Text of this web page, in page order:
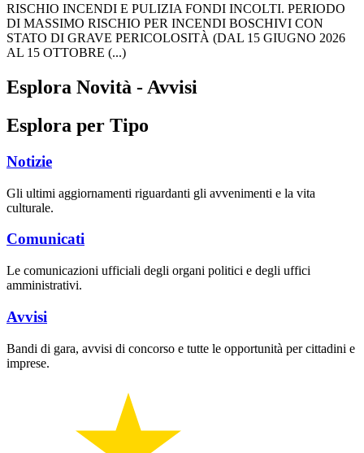
RISCHIO INCENDI E PULIZIA FONDI INCOLTI. PERIODO
DI MASSIMO RISCHIO PER INCENDI BOSCHIVI CON
STATO DI GRAVE PERICOLOSITÀ (DAL 15 GIUGNO 2026
AL 15 OTTOBRE (...)
Esplora Novità - Avvisi
Esplora per Tipo
Notizie
Gli ultimi aggiornamenti riguardanti gli avvenimenti e la vita
culturale.
Comunicati
Le comunicazioni ufficiali degli organi politici e degli uffici
amministrativi.
Avvisi
Bandi di gara, avvisi di concorso e tutte le opportunità per cittadini e
imprese.